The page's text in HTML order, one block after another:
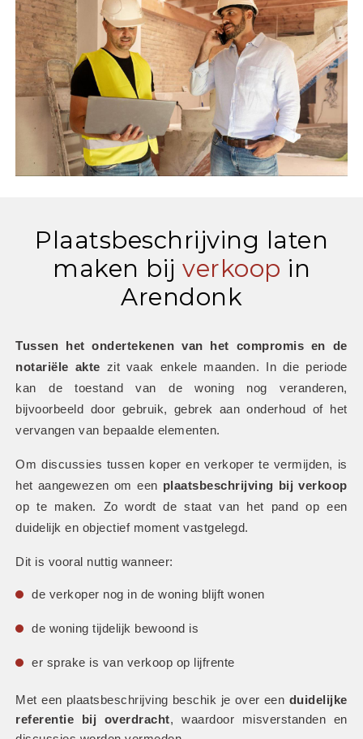
Plaatsbeschrijving laten
maken bij verkoop in
Arendonk
Tussen het ondertekenen van het compromis en de
notariële akte zit vaak enkele maanden. In die periode
kan de toestand van de woning nog veranderen,
bijvoorbeeld door gebruik, gebrek aan onderhoud of het
vervangen van bepaalde elementen.
Om discussies tussen koper en verkoper te vermijden, is
het aangewezen om een plaatsbeschrijving bij verkoop
op te maken. Zo wordt de staat van het pand op een
duidelijk en objectief moment vastgelegd.
Dit is vooral nuttig wanneer:
de verkoper nog in de woning blijft wonen
de woning tijdelijk bewoond is
er sprake is van verkoop op lijfrente
Met een plaatsbeschrijving beschik je over een duidelijke
referentie bij overdracht, waardoor misverstanden en